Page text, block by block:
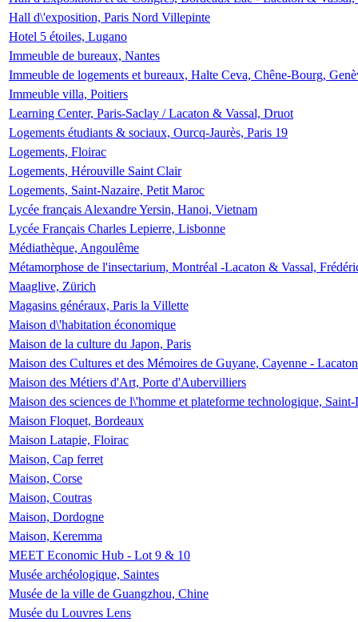
Hall d\'exposition, Paris Nord Villepinte
Hotel 5 étoiles, Lugano
Immeuble de bureaux, Nantes
Immeuble de logements et bureaux, Halte Ceva, Chêne-Bourg,
Immeuble villa, Poitiers
Learning Center, Paris-Saclay / Lacaton & Vassal, Druot
Logements étudiants & sociaux, Ourcq-Jaurès, Paris 19
Logements, Floirac
Logements, Hérouville Saint Clair
Logements, Saint-Nazaire, Petit Maroc
Lycée français Alexandre Yersin, Hanoi, Vietnam
Lycée Français Charles Lepierre, Lisbonne
Médiathèque, Angoulême
Métamorphose de l'insectarium, Montréal -Lacaton & Vassal,
Maaglive, Zürich
Magasins généraux, Paris la Villette
Maison d\'habitation économique
Maison de la culture du Japon, Paris
Maison des Cultures et des Mémoires de Guyane, Cayenne -
Maison des Métiers d'Art, Porte d'Aubervilliers
Maison des sciences de l\'homme et plateforme technologique,
Maison Floquet, Bordeaux
Maison Latapie, Floirac
Maison, Cap ferret
Maison, Corse
Maison, Coutras
Maison, Dordogne
Maison, Keremma
MEET Economic Hub - Lot 9 & 10
Musée archéologique, Saintes
Musée de la ville de Guangzhou, Chine
Musée du Louvres Lens